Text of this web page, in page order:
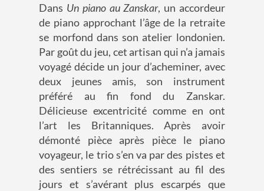
Dans Un piano au Zanskar, un accordeur
de piano approchant l’âge de la retraite
se morfond dans son atelier londonien.
Par goût du jeu, cet artisan qui n’a jamais
voyagé décide un jour d’acheminer, avec
deux jeunes amis, son instrument
préféré au fin fond du Zanskar.
Délicieuse excentricité comme en ont
l’art les Britanniques. Après avoir
démonté pièce après pièce le piano
voyageur, le trio s’en va par des pistes et
des sentiers se rétrécissant au fil des
jours et s’avérant plus escarpés que